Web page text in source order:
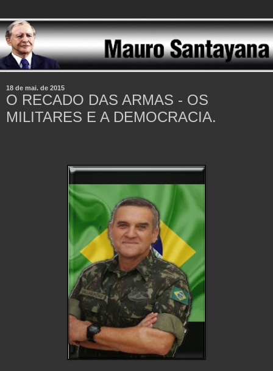
18 de mai. de 2015
O RECADO DAS ARMAS - OS
MILITARES E A DEMOCRACIA.